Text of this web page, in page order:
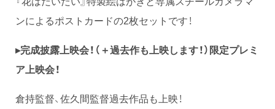
ンによるポストカードの2枚セットです！
▸完成披露上映会！（＋過去作も上映します！）限定プレミ
ア上映会！
倉持監督、佐久間監督過去作品も上映！